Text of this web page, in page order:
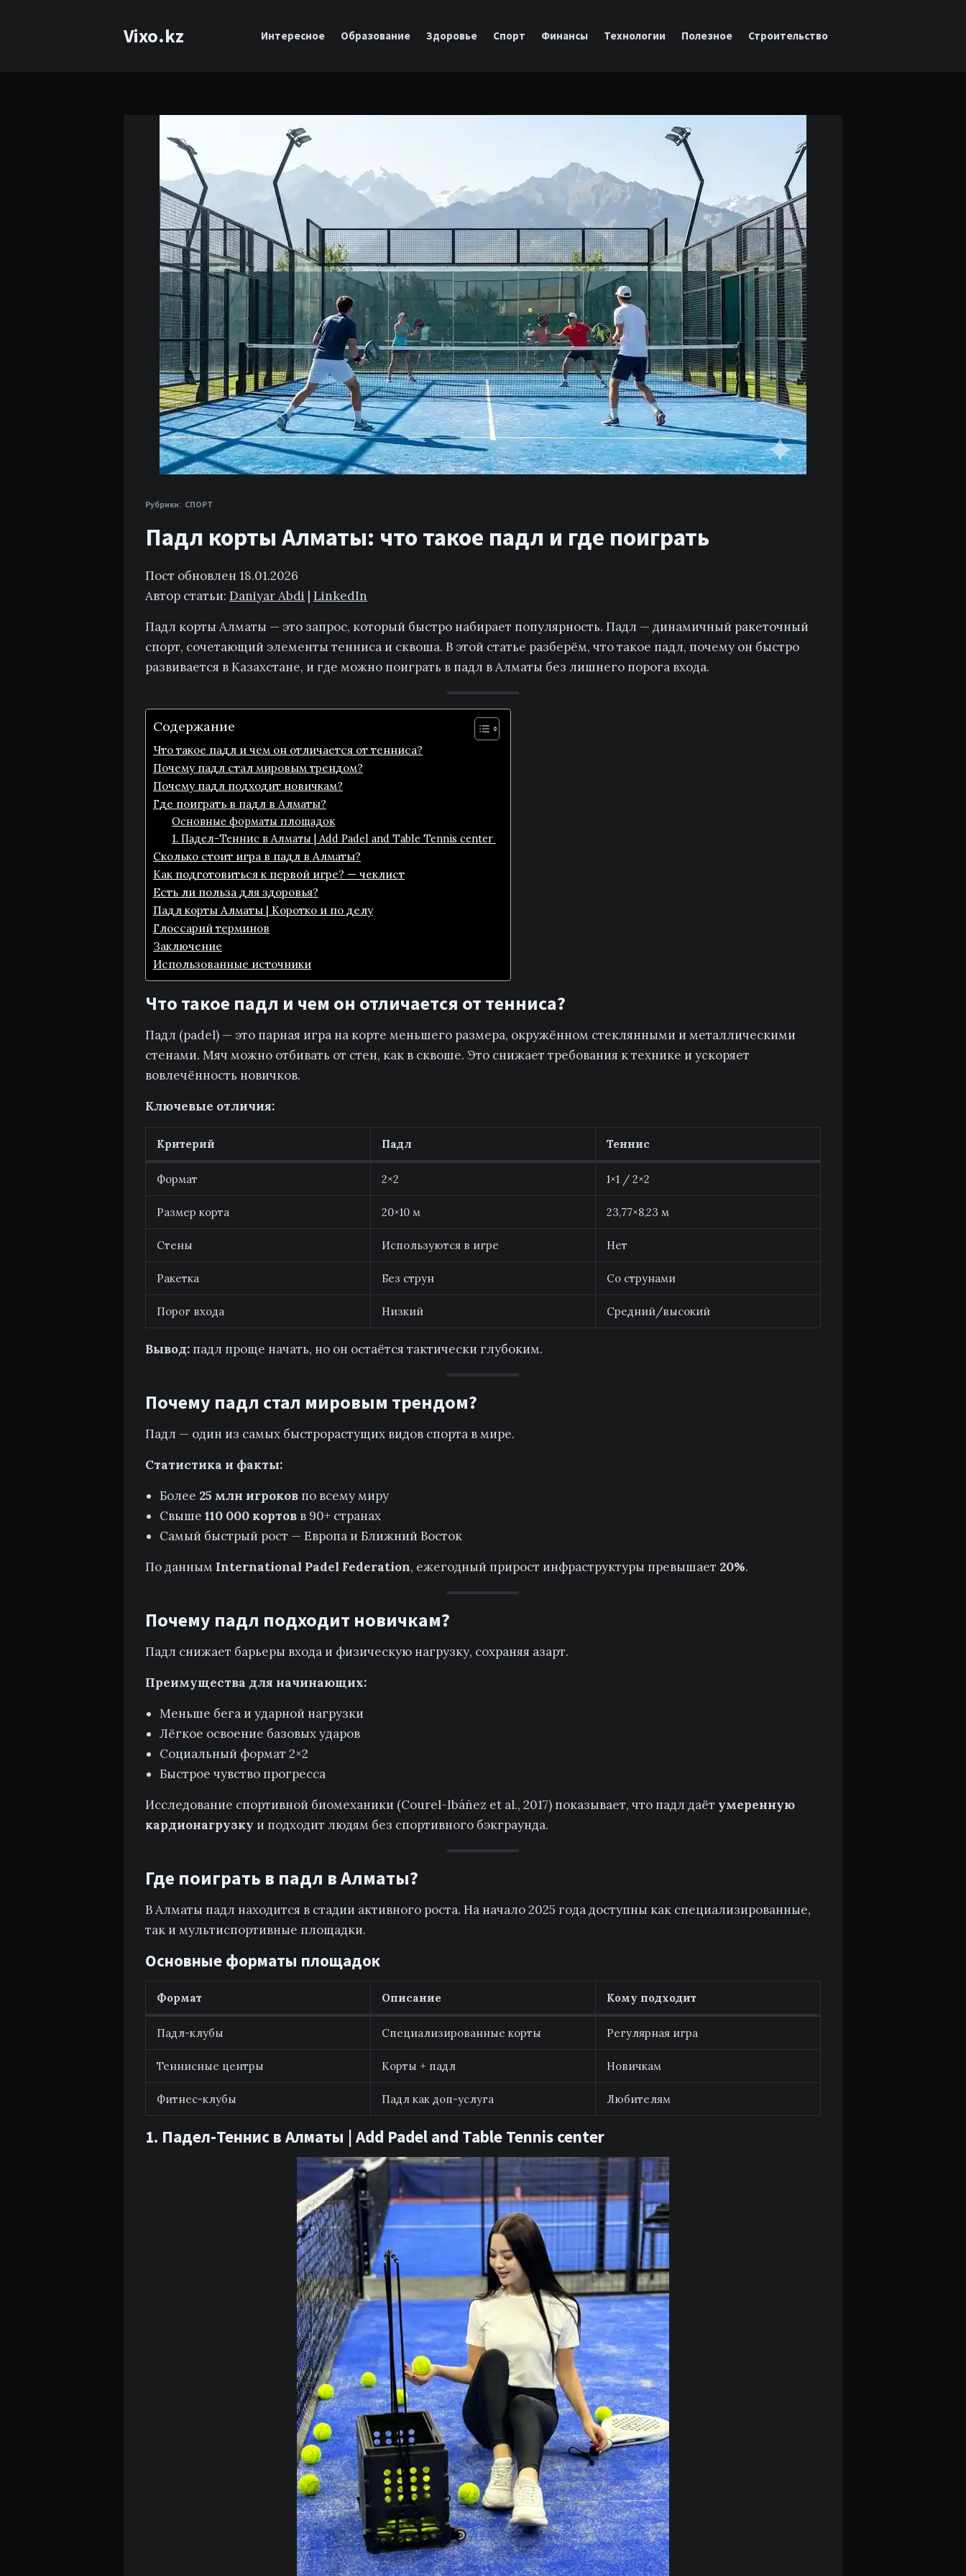
Vixo.kz Интересное Образование Здоровье Спорт Финансы Технологии Полезное Строительство
Рубрики: СПОРТ
Падл корты Алматы: что такое падл и где поиграть
Пост обновлен 18.01.2026
Автор статьи: Daniyar Abdi | LinkedIn
Падл корты Алматы — это запрос, который быстро набирает популярность. Падл — динамичный ракеточный
спорт, сочетающий элементы тенниса и сквоша. В этой статье разберём, что такое падл, почему он быстро
развивается в Казахстане, и где можно поиграть в падл в Алматы без лишнего порога входа.
Содержание
Что такое падл и чем он отличается от тенниса?
Почему падл стал мировым трендом?
Почему падл подходит новичкам?
Где поиграть в падл в Алматы?
Основные форматы площадок
1. Падел-Теннис в Алматы | Add Padel and Table Tennis center
Сколько стоит игра в падл в Алматы?
Как подготовиться к первой игре? — чеклист
Есть ли польза для здоровья?
Падл корты Алматы | Коротко и по делу
Глоссарий терминов
Заключение
Использованные источники
Что такое падл и чем он отличается от тенниса?
Падл (padel) — это парная игра на корте меньшего размера, окружённом стеклянными и металлическими
стенами. Мяч можно отбивать от стен, как в сквоше. Это снижает требования к технике и ускоряет
вовлечённость новичков.
Ключевые отличия:
Критерий Падл Теннис
Формат 2×2 1×1 / 2×2
Размер корта 20×10 м 23,77×8,23 м
Стены Используются в игре Нет
Ракетка Без струн Со струнами
Порог входа Низкий Средний/высокий
Вывод: падл проще начать, но он остаётся тактически глубоким.
Почему падл стал мировым трендом?
Падл — один из самых быстрорастущих видов спорта в мире.
Статистика и факты:
Более 25 млн игроков по всему миру
Свыше 110 000 кортов в 90+ странах
Самый быстрый рост — Европа и Ближний Восток
По данным International Padel Federation, ежегодный прирост инфраструктуры превышает 20%.
Почему падл подходит новичкам?
Падл снижает барьеры входа и физическую нагрузку, сохраняя азарт.
Преимущества для начинающих:
Меньше бега и ударной нагрузки
Лёгкое освоение базовых ударов
Социальный формат 2×2
Быстрое чувство прогресса
Исследование спортивной биомеханики (Courel-Ibáñez et al., 2017) показывает, что падл даёт умеренную
кардионагрузку и подходит людям без спортивного бэкграунда.
Где поиграть в падл в Алматы?
В Алматы падл находится в стадии активного роста. На начало 2025 года доступны как специализированные,
так и мультиспортивные площадки.
Основные форматы площадок
Формат Описание Кому подходит
Падл-клубы Специализированные корты Регулярная игра
Теннисные центры Корты + падл Новичкам
Фитнес-клубы Падл как доп-услуга Любителям
1. Падел-Теннис в Алматы | Add Padel and Table Tennis center